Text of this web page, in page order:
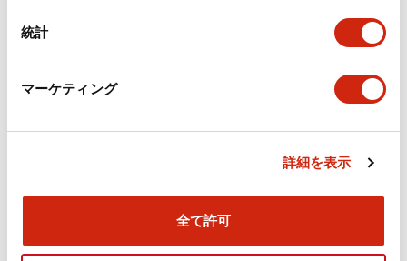
統計
マーケティング
詳細を表示
全て許可
HE6B形イネーブルスイッチ ゴムカバ
HE9Z-D6Y
HE6B形イネーブルスイッチ 補修用